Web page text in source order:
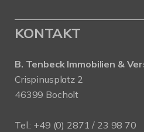
KONTAKT
B. Tenbeck Immobilien &
Crispinusplatz 2
46399 Bocholt
Tel.: +49 (0) 2871 / 23 98 70